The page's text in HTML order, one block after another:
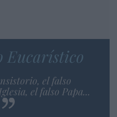
Eucarístico
el falso
el falso Papa...